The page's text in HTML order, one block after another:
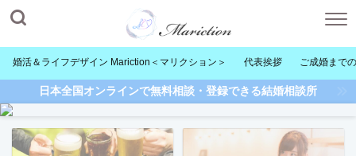
婚活＆ライフデザイン Mariction＜マリクション＞ 代表挨拶 ご成婚まで
日本全国オンラインで無料相談・登録できる結婚相談所